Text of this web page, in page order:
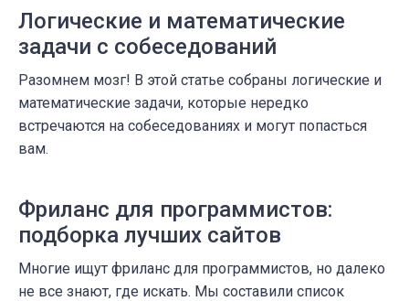
Логические и математические
задачи с собеседований
Разомнем мозг! В этой статье собраны логические и
математические задачи, которые нередко
встречаются на собеседованиях и могут попасться
вам.
Фриланс для программистов:
подборка лучших сайтов
Многие ищут фриланс для программистов, но далеко
не все знают, где искать. Мы составили список